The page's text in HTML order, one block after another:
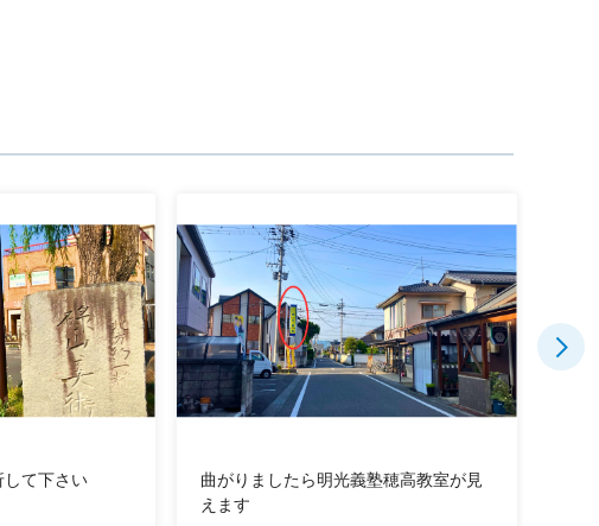
て下さい
曲がりましたら明光義塾穂高教室が見
えます